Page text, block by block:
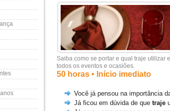
Saiba como se portar e qual traje utilizar
todos os eventos e ocasiões.
50 horas • Início imediato
Você já pensou na importância
Já ficou em dúvida de que traje